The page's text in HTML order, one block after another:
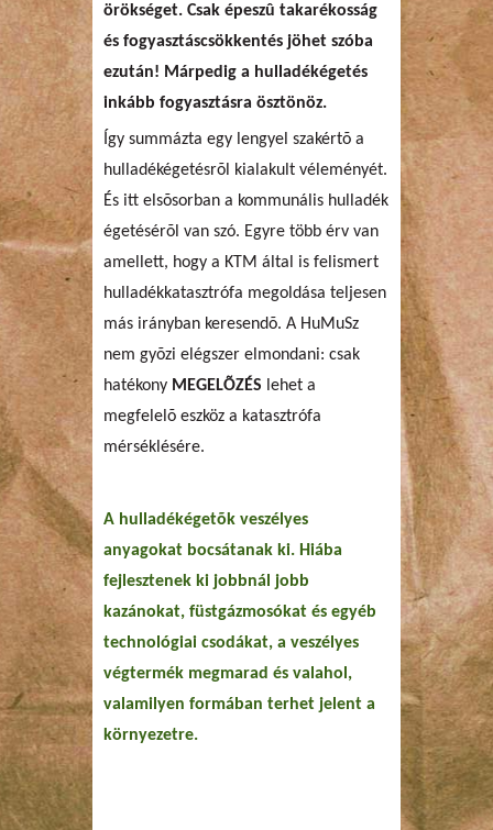
örökséget. Csak épeszû takarékosság
és fogyasztáscsökkentés jöhet szóba
ezután! Márpedig a hulladékégetés
inkább fogyasztásra ösztönöz.
Így summázta egy lengyel szakértõ a
hulladékégetésrõl kialakult véleményét.
És itt elsõsorban a kommunális hulladék
égetésérõl van szó. Egyre több érv van
amellett, hogy a KTM által is felismert
hulladékkatasztrófa megoldása teljesen
más irányban keresendõ. A HuMuSz
nem gyõzi elégszer elmondani: csak
hatékony MEGELÕZÉS lehet a
megfelelõ eszköz a katasztrófa
mérséklésére.
A hulladékégetõk veszélyes
anyagokat bocsátanak ki. Hiába
fejlesztenek ki jobbnál jobb
kazánokat, füstgázmosókat és egyéb
technológiai csodákat, a veszélyes
végtermék megmarad és valahol,
valamilyen formában terhet jelent a
környezetre.